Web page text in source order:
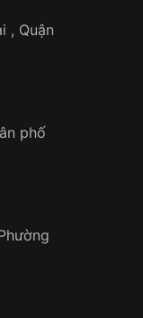
hàng thành
toán trực tiếp
suốt quá
, Quận
phố